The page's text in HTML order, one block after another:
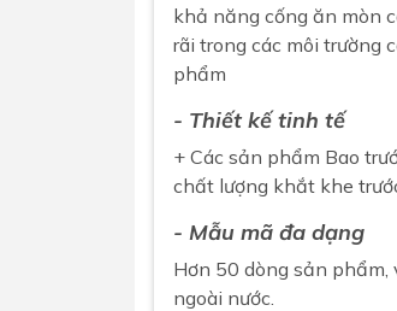
khả năng cống ăn mòn
rãi trong các môi trường
phẩm
- Thiết kế tinh tế
+ Các sản phẩm Bao
chất lượng khắt khe
- Mẫu mã đa dạng
Hơn 50 dòng sản
ngoài nước.